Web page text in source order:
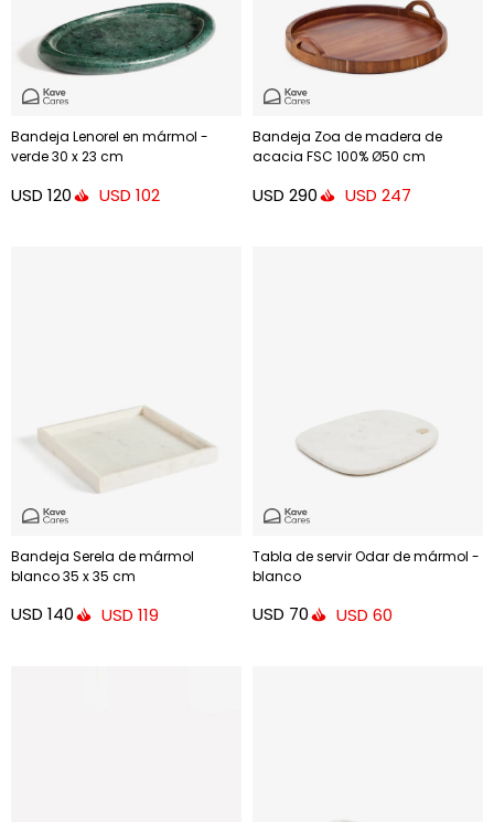
Bandeja Lenorel en mármol -
verde 30 x 23 cm
USD 120 USD 102
Bandeja Zoa de madera de
acacia FSC 100% Ø50 cm
USD 290 USD 247
Bandeja Serela de mármol
blanco 35 x 35 cm
USD 140 USD 119
Tabla de servir Odar de mármol -
blanco
USD 70 USD 60